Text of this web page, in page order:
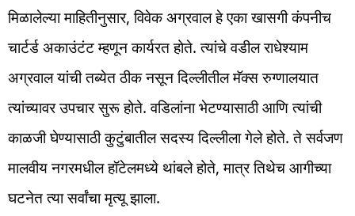
मिळालेल्या माहितीनुसार, विवेक अग्रवाल हे एका खासगी कंपनीच
चार्टर्ड अकाउंटंट म्हणून कार्यरत होते. त्यांचे वडील राधेश्याम
अग्रवाल यांची तब्येत ठीक नसून दिल्लीतील मॅक्स रुग्णालयात
त्यांच्यावर उपचार सुरू होते. वडिलांना भेटण्यासाठी आणि त्यांची
काळजी घेण्यासाठी कुटुंबातील सदस्य दिल्लीला गेले होते. ते सर्वजण
मालवीय नगरमधील हॉटेलमध्ये थांबले होते, मात्र तिथेच आगीच्या
घटनेत त्या सर्वांचा मृत्यू झाला.